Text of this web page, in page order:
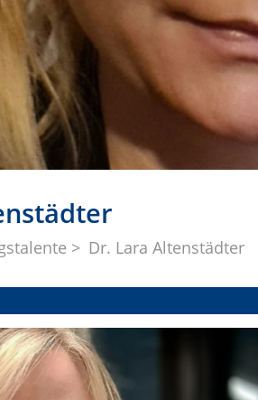
Dr. Lara Altenstädter